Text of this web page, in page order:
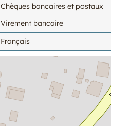
Chèques bancaires et postaux
Virement bancaire
Français